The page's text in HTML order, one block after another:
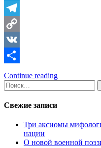
Telegram
Copy
Link
VK
Отправить
Continue reading
Найти:
Свежие записи
Три аксиомы
нации
О новой военной